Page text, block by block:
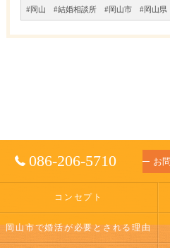
#岡山 #結婚相談所 #岡山市 #岡山県
086-206-5710 お
コンセプト
岡山市で婚活が必要とされる理由